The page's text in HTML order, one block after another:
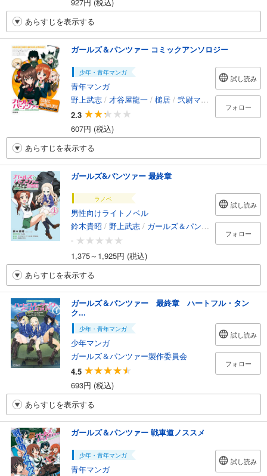
あらすじを表示する
ガールズ＆パンツァー コミックアンソロジー
少年・青年マンガ
青年マンガ
野上武志 / 才谷屋龍一 / 槌居 / 弐尉マルコ
2.3
607円 (税込)
試し読み
フォロー
あらすじを表示する
ガールズ&パンツァー 最終章
ラノベ
男性向けライトノベル
鈴木貴昭 / 野上武志 / ガールズ＆パンツァー最終章製作委員会
-
1,375～1,925円 (税込)
試し読み
フォロー
あらすじを表示する
ガールズ＆パンツァー 最終章 ハートフル・タン
ク...
少年・青年マンガ
少年マンガ
ガールズ＆パンツァー製作委員会
4.5
693円 (税込)
試し読み
フォロー
あらすじを表示する
ガールズ＆パンツァー 戦車道ノススメ
少年・青年マンガ
青年マンガ
試し読み